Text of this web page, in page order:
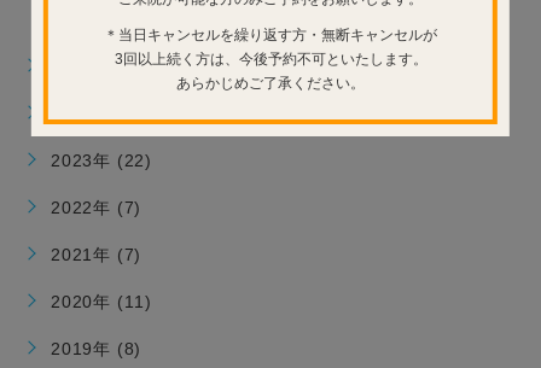
＊当日キャンセルを繰り返す方・無断キャンセルが
3回以上続く方は、今後予約不可といたします。
あらかじめご了承ください。
2025年 (17)
2023年 (22)
2022年 (7)
2021年 (7)
2020年 (11)
2019年 (8)